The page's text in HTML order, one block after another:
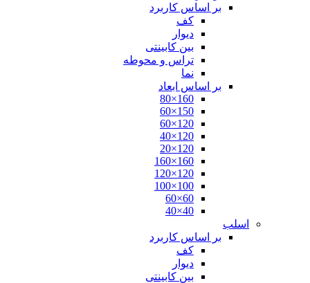
بر اساس کاربرد
کف
دیوار
بین کابینتی
تراس و محوطه
نما
بر اساس ابعاد
160×80
150×60
120×60
120×40
120×20
160×160
120×120
100×100
60×60
40×40
اسلب
بر اساس کاربرد
کف
دیوار
بین کابینتی